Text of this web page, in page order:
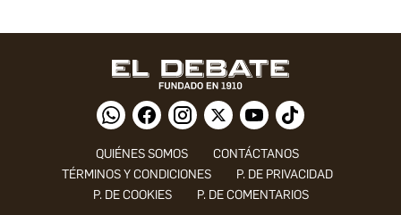
QUIÉNES SOMOS
CONTÁCTANOS
TÉRMINOS Y CONDICIONES
P. DE PRIVACIDAD
P. DE COOKIES
P. DE COMENTARIOS